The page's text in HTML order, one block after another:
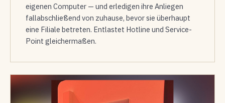
eigenen Computer — und erledigen ihre Anliegen
fallabschließend von zuhause, bevor sie überhaupt
eine Filiale betreten. Entlastet Hotline und Service-
Point gleichermaßen.